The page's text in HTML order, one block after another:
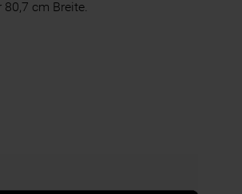
cm Breite.